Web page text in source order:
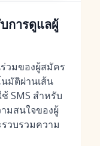
การดูแลผู้
วมของผู้สมัคร
มัติผ่านเส้น
SMS สำหรับ
มสนใจของผู้
วบรวมความ